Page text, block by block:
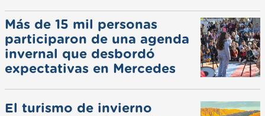
Más de 15 mil personas
participaron de una agenda
invernal que desbordó
expectativas en Mercedes
El turismo de invierno